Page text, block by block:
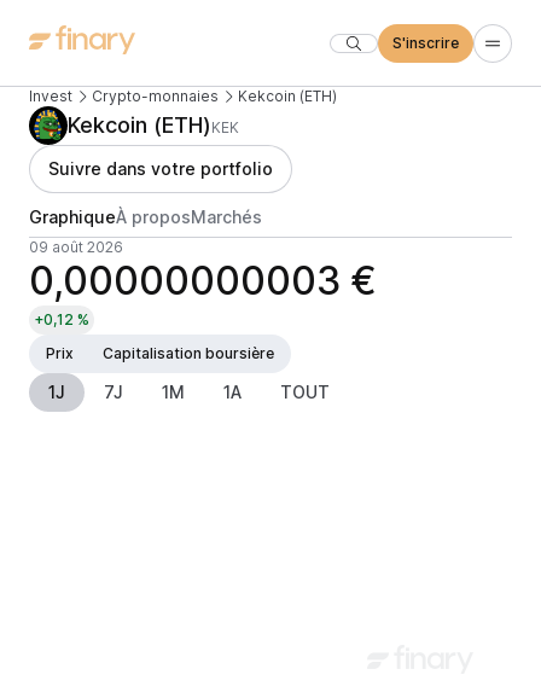
S'inscrire
Invest Crypto-monnaies Kekcoin (ETH)
Kekcoin (ETH) KEK
Suivre dans votre portfolio
GraphiqueÀ proposMarchés
09 août 2026
0,00000000003 €
+0,12 %
Prix
Capitalisation boursière
1J 7J 1M 1A TOUT